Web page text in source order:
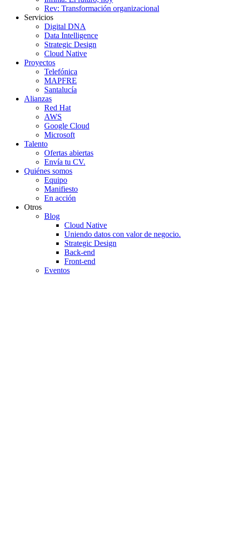
Rev: Transformación organizacional
Servicios
Digital DNA
Data Intelligence
Strategic Design
Cloud Native
Proyectos
Telefónica
MAPFRE
Santalucía
Alianzas
Red Hat
AWS
Google Cloud
Microsoft
Talento
Ofertas abiertas
Envía tu CV.
Quiénes somos
Equipo
Manifiesto
En acción
Otros
Blog
Cloud Native
Uniendo datos con valor de negocio.
Strategic Design
Back-end
Front-end
Eventos